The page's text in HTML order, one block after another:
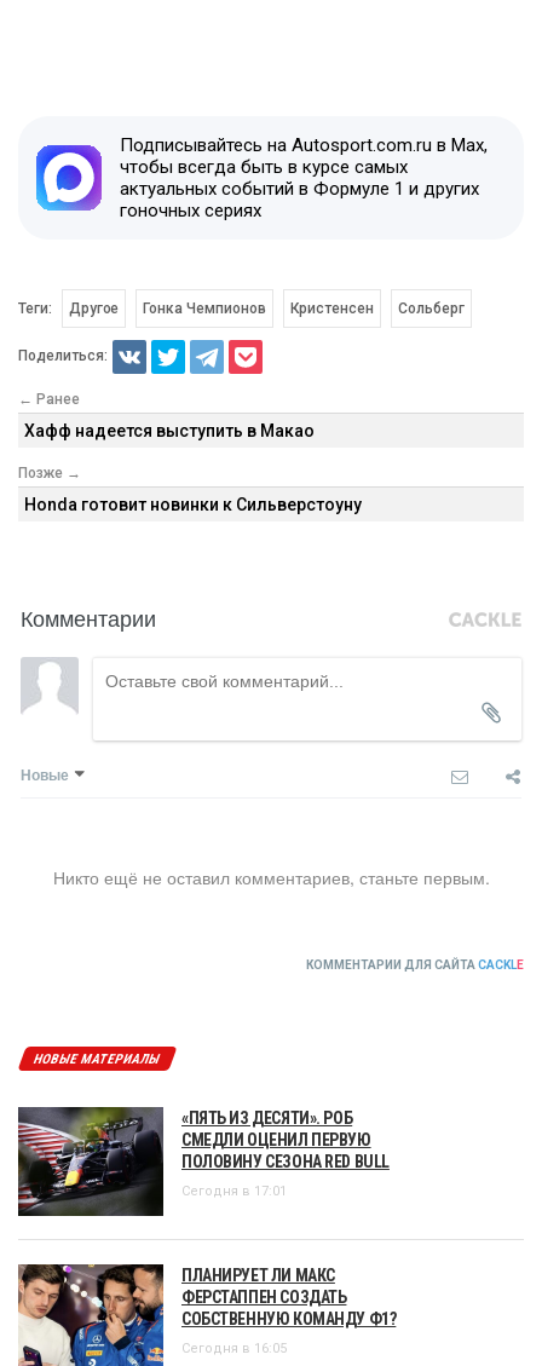
Подписывайтесь на Autosport.com.ru в Max,
чтобы всегда быть в курсе самых
актуальных событий в Формуле 1 и других
гоночных сериях
Теги: Другое Гонка Чемпионов Кристенсен Сольберг
Поделиться:
← Ранее
Хафф надеется выступить в Макао
Позже →
Honda готовит новинки к Сильверстоуну
Комментарии
Новые
Никто ещё не оставил комментариев, станьте первым.
КОММЕНТАРИИ ДЛЯ САЙТА CACKLE
НОВЫЕ МАТЕРИАЛЫ
«ПЯТЬ ИЗ ДЕСЯТИ». РОБ
СМЕДЛИ ОЦЕНИЛ ПЕРВУЮ
ПОЛОВИНУ СЕЗОНА RED BULL
Сегодня в 17:01
ПЛАНИРУЕТ ЛИ МАКС
ФЕРСТАППЕН СОЗДАТЬ
СОБСТВЕННУЮ КОМАНДУ Ф1?
Сегодня в 16:05